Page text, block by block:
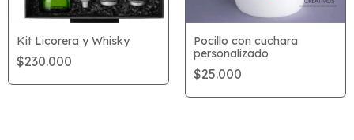
Kit Licorera y Whisky
$230.000
Pocillo con cuchara
personalizado
$25.000